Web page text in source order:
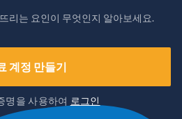
리는 요인이 무엇인지 알아보세요.
계정 만들기
명을 사용하여 로그인